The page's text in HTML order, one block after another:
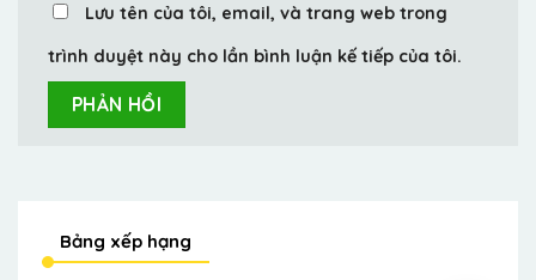
Lưu tên của tôi, email, và trang web trong
trình duyệt này cho lần bình luận kế tiếp của tôi.
Bảng xếp hạng